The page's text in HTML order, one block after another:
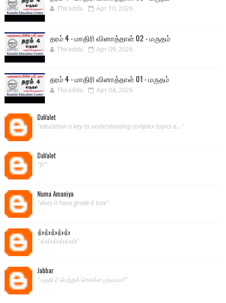
Thiraddu Apr 10, 2026
தரம் 4 - மாதிரி வினாத்தாள் 02 - மருதம்
Thiraddu Apr 09, 2026
தரம் 4 - மாதிரி வினாத்தாள் 01 - மருதம்
Thiraddu Apr 04, 2026
DaValet
"education is key to understanding complex topics a..."
DaValet
"fr"
Numa Amaniya
"does it have grade 6 tute"
👍👍👍👍👍
"👍👍👍👍👍👍"
Jabbar
"பகுதி 2 பெற்றுக் கொள்ள முடியுமா?"